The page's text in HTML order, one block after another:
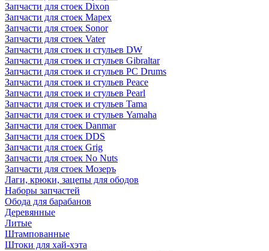
Запчасти для стоек Dixon
Запчасти для стоек Mapex
Запчасти для стоек Sonor
Запчасти для стоек Vater
Запчасти для стоек и стульев DW
Запчасти для стоек и стульев Gibraltar
Запчасти для стоек и стульев PC Drums
Запчасти для стоек и стульев Peace
Запчасти для стоек и стульев Pearl
Запчасти для стоек и стульев Tama
Запчасти для стоек и стульев Yamaha
Запчасти для стоек Danmar
Запчасти для стоек DDS
Запчасти для стоек Grig
Запчасти для стоек No Nuts
Запчасти для стоек Мозеръ
Лаги, крюки, зацепы для ободов
Наборы запчастей
Обода для барабанов
Деревянные
Литые
Штампованные
Штоки для хай-хэта